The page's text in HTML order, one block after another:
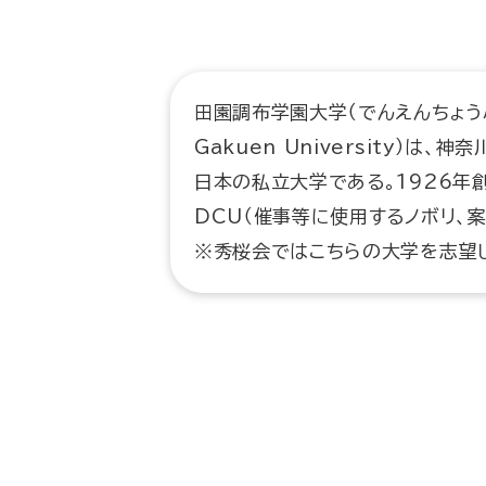
田園調布学園大学（でんえんち
Gakuen University）は、神奈
日本の私立大学である。1926年
DCU（催事等に使用するノボリ、
※秀桜会ではこちらの大学を志望